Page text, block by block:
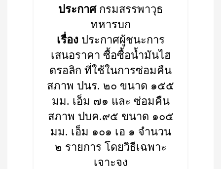
ประกาศกรมสรรพาวุธ
ทหารบก
เรื่อง ประกาศผู้ชนะการ
เสนอราคา ซื้อซื้อน้ำมันไฮ
ดรอลิก ที่ใช้ในการซ่อมคืน
สภาพ ปนร. ๒๐ ขนาด ๑๕๕
มม. เอ็ม ๗๑ และ ซ่อมคืน
สภาพ ปบค.๙๕ ขนาด ๑๐๕
มม. เอ็ม ๑๐๑ เอ ๑ จำนวน
๒ รายการ โดยวิธีเฉพาะ
เจาะจง